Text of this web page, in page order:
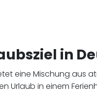
in
eine Mischung aus
in einem